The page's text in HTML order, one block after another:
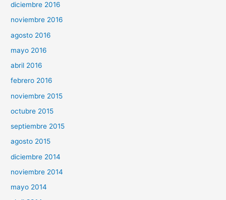
diciembre 2016
noviembre 2016
agosto 2016
mayo 2016
abril 2016
febrero 2016
noviembre 2015
octubre 2015
septiembre 2015
agosto 2015
diciembre 2014
noviembre 2014
mayo 2014